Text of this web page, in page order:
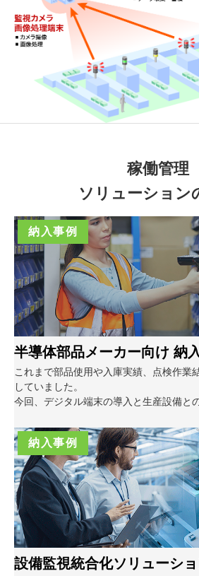
稼働管理
ソリューション
納入事例
半導体部品メーカー向け 納
これまで部品使用や入庫実績、点検作業
していました。
今回、デジタル端末の導入と生産設備と
納入事例
設備監視統合化ソリューシ